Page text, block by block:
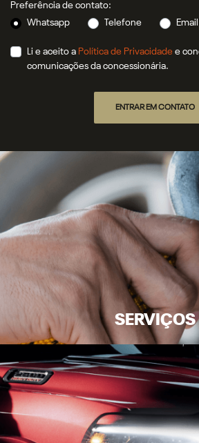
Preferência de contato:
Whatsapp
Telefone Email
Li e aceito a Política de Privacidade e
comunicações da concessionária.
ENTRAR EM CONTATO
SERVIÇOS